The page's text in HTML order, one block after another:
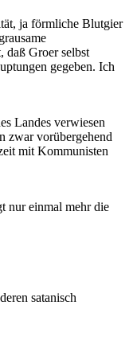
ja förmliche Blutgier
daß Groer selbst
gegeben. Ich
Landes verwiesen
zwar vorübergehend
mit Kommunisten
nur einmal mehr die
satanisch